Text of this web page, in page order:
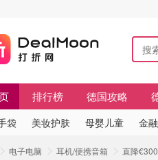
排行榜 德国攻略
袋 美妆护肤 母婴儿童 金
电子电脑 耳机/便携音箱 直降